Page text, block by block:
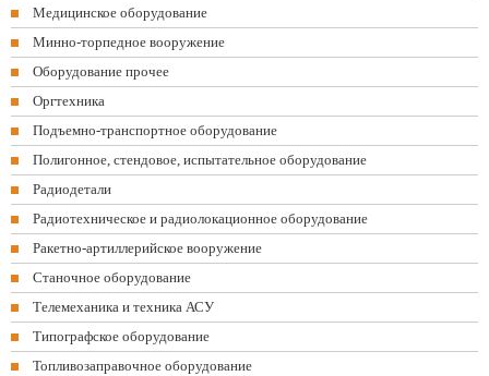
Медицинское оборудование
Минно-торпедное вооружение
Оборудование прочее
Оргтехника
Подъемно-транспортное оборудование
Полигонное, стендовое, испытательное оборудование
Радиодетали
Радиотехническое и радиолокационное оборудование
Ракетно-артиллерийское вооружение
Станочное оборудование
Телемеханика и техника АСУ
Типографское оборудование
Топливозаправочное оборудование